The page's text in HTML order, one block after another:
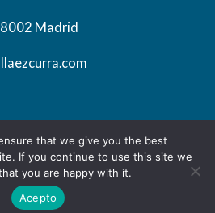
Madrid
Privacidad para el Tratamiento y
de Datos Personales
Copyright © 2026 - Bullard Falla Ezcurra
that we give you the best
If you continue to use this site we
you are happy with it.
Acepto